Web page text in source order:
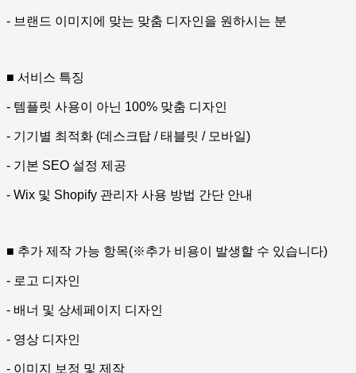
- 브랜드 이미지에 맞는 맞춤 디자인을 원하시는 분
■ 서비스 특징
- 템플릿 사용이 아닌 100% 맞춤 디자인
- 기기별 최적화 (데스크탑 / 태블릿 / 모바일)
- 기본 SEO 설정 제공
- Wix 및 Shopify 관리자 사용 방법 간단 안내
■ 추가 제작 가능 항목(※추가 비용이 발생할 수 있습니다)
- 로고 디자인
- 배너 및 상세페이지 디자인
- 영상 디자인
- 이미지 보정 및 제작